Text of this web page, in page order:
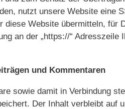
nutzt unsere Website eine
diese Website übermitteln, für
an der „https://“
und Kommentaren
sowie damit in Verbindung
Der Inhalt verbleibt auf